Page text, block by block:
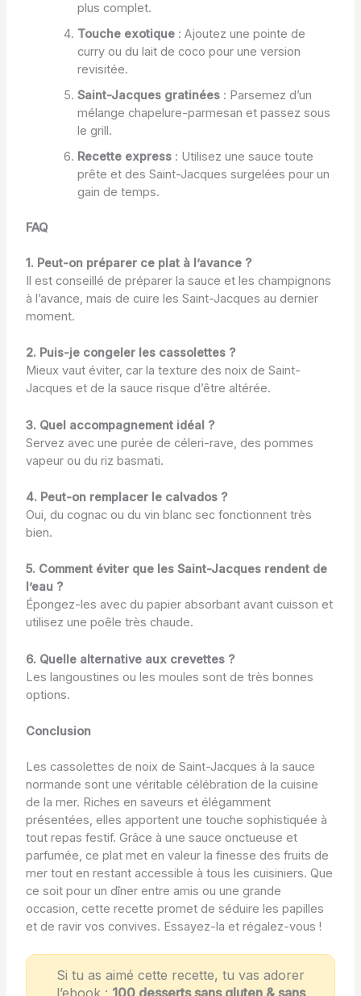
plus complet.
Touche exotique: Ajoutez une pointe de
curry ou du lait de coco pour une version
revisitée.
Saint-Jacques gratinées: Parsemez d’un
mélange chapelure-parmesan et passez sous
le grill.
Recette express: Utilisez une sauce toute
prête et des Saint-Jacques surgelées pour un
gain de temps.
FAQ
1. Peut-on préparer ce plat à l’avance ?
Il est conseillé de préparer la sauce et les champignons
à l’avance, mais de cuire les Saint-Jacques au dernier
moment.
2. Puis-je congeler les cassolettes ?
Mieux vaut éviter, car la texture des noix de Saint-
Jacques et de la sauce risque d’être altérée.
3. Quel accompagnement idéal ?
Servez avec une purée de céleri-rave, des pommes
vapeur ou du riz basmati.
4. Peut-on remplacer le calvados ?
Oui, du cognac ou du vin blanc sec fonctionnent très
bien.
5. Comment éviter que les Saint-Jacques rendent de
l’eau ?
Épongez-les avec du papier absorbant avant cuisson et
utilisez une poêle très chaude.
6. Quelle alternative aux crevettes ?
Les langoustines ou les moules sont de très bonnes
options.
Conclusion
Les cassolettes de noix de Saint-Jacques à la sauce
normande sont une véritable célébration de la cuisine
de la mer. Riches en saveurs et élégamment
présentées, elles apportent une touche sophistiquée à
tout repas festif. Grâce à une sauce onctueuse et
parfumée, ce plat met en valeur la finesse des fruits de
mer tout en restant accessible à tous les cuisiniers. Que
ce soit pour un dîner entre amis ou une grande
occasion, cette recette promet de séduire les papilles
et de ravir vos convives. Essayez-la et régalez-vous !
Si tu as aimé cette recette, tu vas adorer